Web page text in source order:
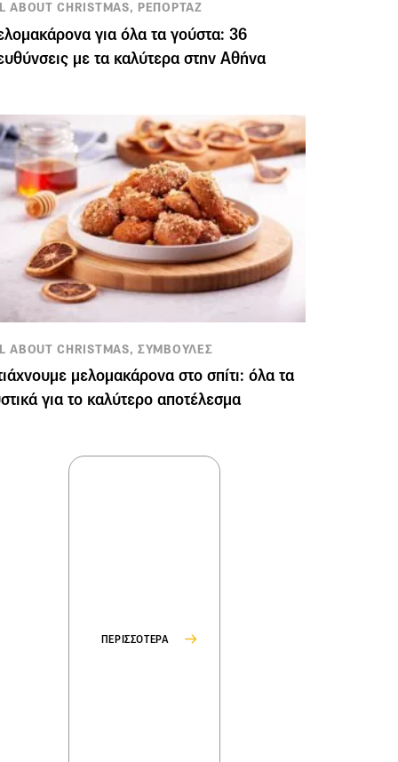
ABOUT CHRISTMAS, ΡΕΠΟΡΤΑΖ
για όλα τα γούστα: 36
με τα καλύτερα στην Αθήνα
ABOUT CHRISTMAS, ΣΥΜΒΟΥΛΕΣ
μελομακάρονα στο σπίτι: όλα τα
για το καλύτερο αποτέλεσμα
ΠΕΡΙΣΣΟΤΕΡΑ